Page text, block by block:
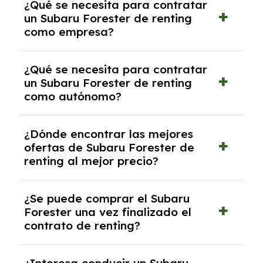
y, en algunos casos, una consulta de solvencia
crediticia y un pago inicial.
¿Qué se necesita para contratar
un Subaru Forester de renting
como empresa?
documentación financiera y, en algunos
casos, un informe de solvencia de la empresa
y un pago inicial.
¿Qué se necesita para contratar
un Subaru Forester de renting
como autónomo?
autónomos, justificante de ingresos y, en
algunos casos, un informe fiscal y un pago
inicial.
¿Dónde encontrar las mejores
ofertas de Subaru Forester de
renting al mejor precio?
mejores ofertas de vehículos de renting con
todos los gastos incluidos y sin pagar
entradas.
¿Se puede comprar el Subaru
Forester una vez finalizado el
contrato de renting?